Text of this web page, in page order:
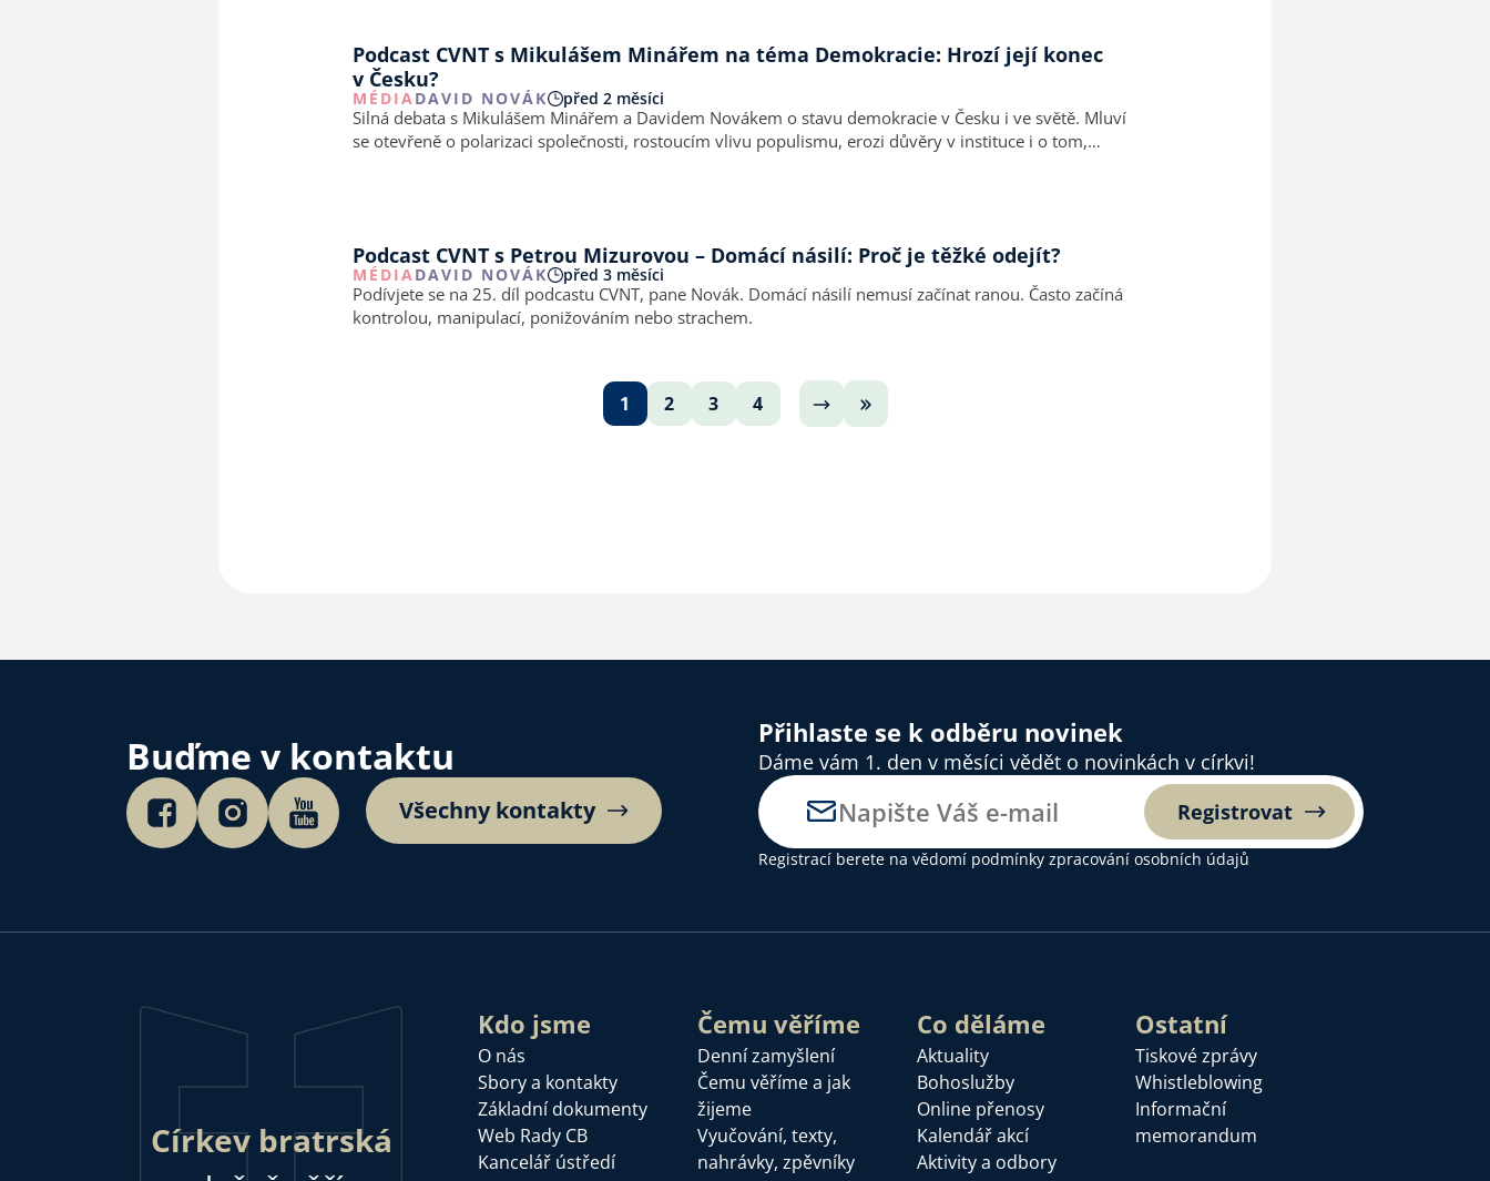
Podcast CVNT s Mikulášem Minářem na téma Demokracie: Hrozí její konec
v Česku?
MÉDIADAVID NOVÁK před 2 měsíci
Silná debata s Mikulášem Minářem a Davidem Novákem o stavu demokracie v Česku i ve světě. Mluví
se otevřeně o polarizaci společnosti, rostoucím vlivu populismu, erozi důvěry v instituce i o tom,
Podcast CVNT s Petrou Mizurovou – Domácí násilí: Proč je těžké odejít?
MÉDIADAVID NOVÁK před 3 měsíci
Podívjete se na 25. díl podcastu CVNT, pane Novák. Domácí násilí nemusí začínat ranou. Často začíná
kontrolou, manipulací, ponižováním nebo strachem.
1 2 3 4
Buďme v kontaktu
Všechny kontakty
Přihlaste se k odběru novinek
Dáme vám 1. den v měsíci vědět o novinkách v církvi!
Registrovat
Registrací berete na vědomí podmínky zpracování osobních údajů
Církev bratrská
Kdo jsme
O nás
Sbory a kontakty
Základní dokumenty
Web Rady CB
Kancelář ústředí
Čemu věříme
Denní zamyšlení
Čemu věříme a jak
žijeme
Vyučování, texty,
nahrávky, zpěvníky
Co děláme
Aktuality
Bohoslužby
Online přenosy
Kalendář akcí
Aktivity a odbory
Ostatní
Tiskové zprávy
Whistleblowing
Informační
memorandum